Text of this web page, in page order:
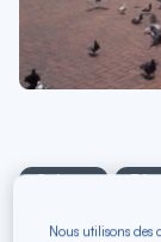
Culture
Nous utilisons des